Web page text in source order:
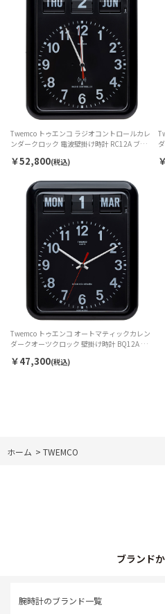
Twemco トゥエンコ ラジオコントロールカレ
ンダークロック 電波壁掛け時計 RC12A ブラ
￥52,800(税込)
Twemco トゥエンコ オートマティックカレン
ダークオーツクロック 壁掛け時計 BQ12A ブ
￥47,300(税込)
ホーム > TWEMCO
ブランド
腕時計のブランド一覧